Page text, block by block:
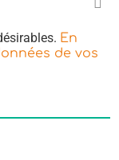
En
de vos